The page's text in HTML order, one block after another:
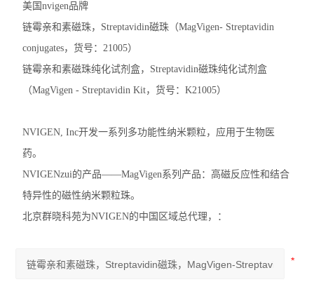
美国nvigen品牌
链霉亲和素磁珠， Streptavidin磁珠（MagVigen- Streptavidin
conjugates，货号：21005）
链霉亲和素磁珠纯化试剂盒， Streptavidin磁珠纯化试剂盒
（MagVigen - StreptavidinKit，货号：K21005）
NVIGEN, Inc开发一系列多功能性纳米颗粒，应用于生物医
药。
NVIGENzui的产品——MagVigen系列产品：高磁反应性和结合
特异性的磁性纳米颗粒珠。
北京群晓科苑为NVIGEN的中国区域总代理，：